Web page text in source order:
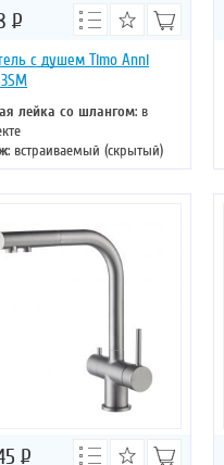
с душем Timo Anni
лейка со шлангом: в
: встраиваемый (скрытый)
: однорычажное
: черный
Р
Р